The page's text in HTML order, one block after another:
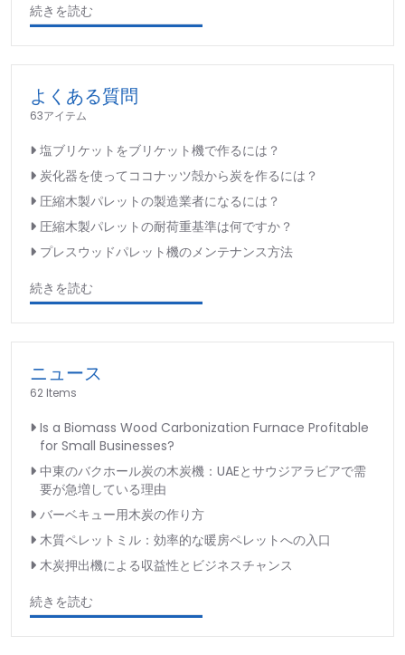
続きを読む
よくある質問
63アイテム
塩ブリケットをブリケット機で作るには？
炭化器を使ってココナッツ殻から炭を作るには？
圧縮木製パレットの製造業者になるには？
圧縮木製パレットの耐荷重基準は何ですか？
プレスウッドパレット機のメンテナンス方法
続きを読む
ニュース
62 Items
Is a Biomass Wood Carbonization Furnace Profitable
for Small Businesses?
中東のバクホール炭の木炭機：UAEとサウジアラビアで需
要が急増している理由
バーベキュー用木炭の作り方
木質ペレットミル：効率的な暖房ペレットへの入口
木炭押出機による収益性とビジネスチャンス
続きを読む